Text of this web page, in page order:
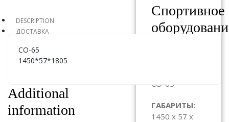
Спортивное
СО-65
ГАБАРИТЫ:
1450 x 57 x
DESCRIPTION
ДОСТАВКА
СО-65
1450*57*1805
Additional
information